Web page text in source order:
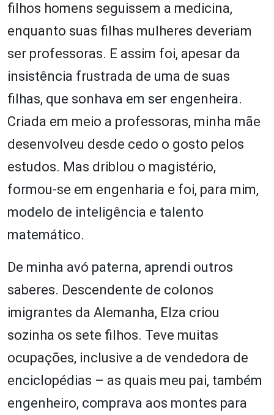
filhos homens seguissem a medicina,
enquanto suas filhas mulheres deveriam
ser professoras. E assim foi, apesar da
insistência frustrada de uma de suas
filhas, que sonhava em ser engenheira.
Criada em meio a professoras, minha mãe
desenvolveu desde cedo o gosto pelos
estudos. Mas driblou o magistério,
formou-se em engenharia e foi, para mim,
modelo de inteligência e talento
matemático.
De minha avó paterna, aprendi outros
saberes. Descendente de colonos
imigrantes da Alemanha, Elza criou
sozinha os sete filhos. Teve muitas
ocupações, inclusive a de vendedora de
enciclopédias – as quais meu pai, também
engenheiro, comprava aos montes para